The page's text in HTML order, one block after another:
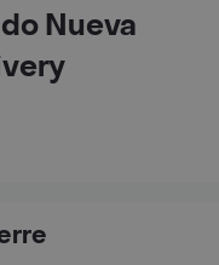
Nueva